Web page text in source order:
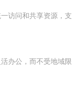
访问和共享资源，支
办公，而不受地域限